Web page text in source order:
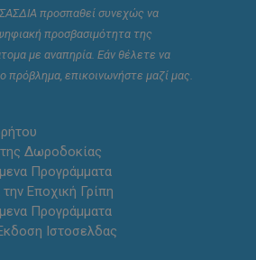
προσπαθεί συνεχώς να
προσβασιμότητα της
με αναπηρία. Εάν θέλετε να
πρόβλημα, επικοινωνήστε μαζί μας.
Δωροδοκίας
Προγράμματα
Εποχική Γρίπη
Προγράμματα
Ιστοσελδας